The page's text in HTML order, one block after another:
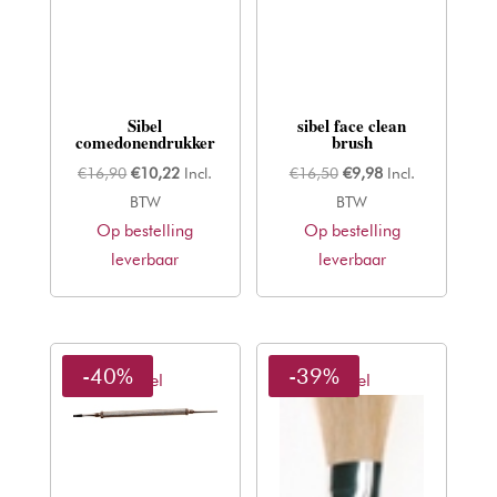
Sibel
comedonendrukker
€16,90 Oorspronkelijke
prijs
was:
€16,90.
€10,22Huidige
is:
Incl.
BTW
Op bestelling
leverbaar
sibel face clean
brush
€16,50 Oorspronkelijke
prijs
was:
€16,50.
€9,98Huidige
is:
€9,98.
Incl.
BTW
Op bestelling
leverbaar
Sibel
-40% Sibel
-39%